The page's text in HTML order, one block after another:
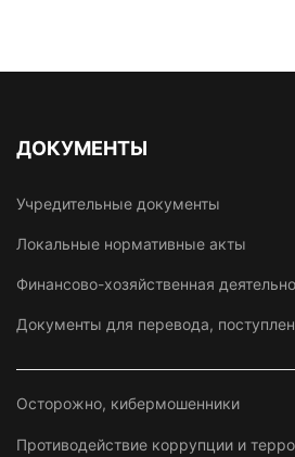
ДОКУМЕНТЫ
Учредительные документы
Локальные нормативные акты
Финансово-хозяйственная
Документы для перевода,
Осторожно, кибермошенники
Противодействие коррупции и